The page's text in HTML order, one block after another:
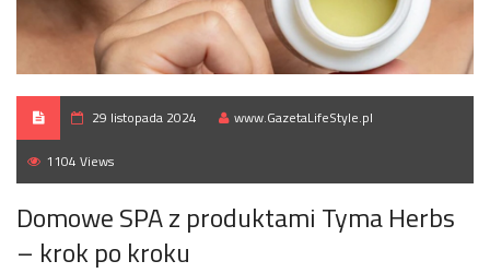
29 listopada 2024 www.GazetaLifeStyle.pl
1104 Views
Domowe SPA z produktami Tyma Herbs
– krok po kroku